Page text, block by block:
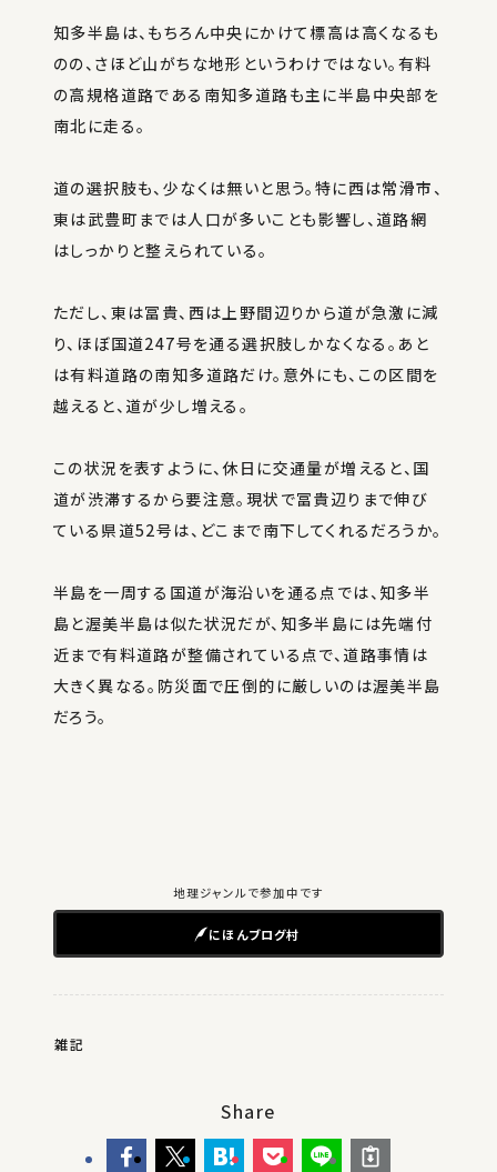
知多半島は、もちろん中央にかけて標高は高くなるも
のの、さほど山がちな地形というわけではない。有料
の高規格道路である南知多道路も主に半島中央部を
南北に走る。
道の選択肢も、少なくは無いと思う。特に西は常滑市、
東は武豊町までは人口が多いことも影響し、道路網
はしっかりと整えられている。
ただし、東は冨貴、西は上野間辺りから道が急激に減
り、ほぼ国道247号を通る選択肢しかなくなる。あと
は有料道路の南知多道路だけ。意外にも、この区間を
越えると、道が少し増える。
この状況を表すように、休日に交通量が増えると、国
道が渋滞するから要注意。現状で冨貴辺りまで伸び
ている県道52号は、どこまで南下してくれるだろうか。
半島を一周する国道が海沿いを通る点では、知多半
島と渥美半島は似た状況だが、知多半島には先端付
近まで有料道路が整備されている点で、道路事情は
大きく異なる。防災面で圧倒的に厳しいのは渥美半島
だろう。
地理ジャンルで参加中です
にほんブログ村
雑記
Share